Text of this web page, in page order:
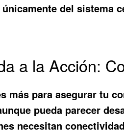
únicamente del sistema
a la Acción:
más para asegurar tu
pueda parecer
necesitan